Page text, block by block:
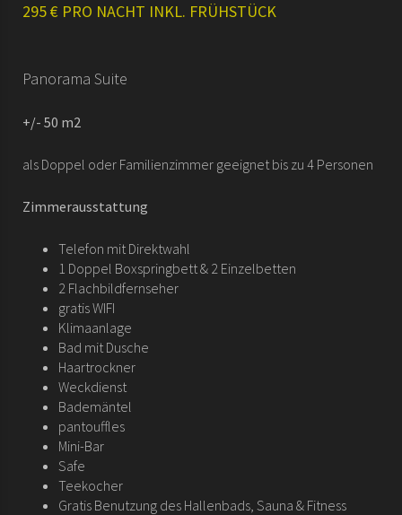
Geschichte
295 € PRO NACHT INKL. FRÜHSTÜCK
Panorama Suite
+/- 50 m2
als Doppel oder Familienzimmer geeignet bis zu 4 Personen
Zimmerausstattung
Telefon mit Direktwahl
1 Doppel Boxspringbett & 2 Einzelbetten
2 Flachbildfernseher
gratis WIFI
Klimaanlage
Bad mit Dusche
Haartrockner
Weckdienst
Bademäntel
pantouffles
Mini-Bar
Safe
Teekocher
Gratis Benutzung des Hallenbads, Sauna & Fitness